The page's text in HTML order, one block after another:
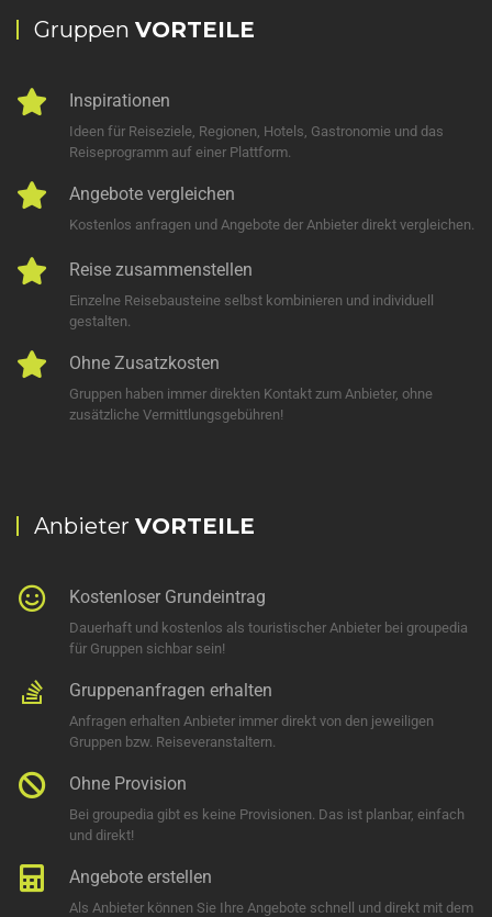
Gruppen VORTEILE
Inspirationen
Ideen für Reiseziele, Regionen, Hotels, Gastronomie und das
Reiseprogramm auf einer Plattform.
Angebote vergleichen
Kostenlos anfragen und Angebote der Anbieter direkt vergleichen.
Reise zusammenstellen
Einzelne Reisebausteine selbst kombinieren und individuell
gestalten.
Ohne Zusatzkosten
Gruppen haben immer direkten Kontakt zum Anbieter, ohne
zusätzliche Vermittlungsgebühren!
Anbieter VORTEILE
Kostenloser Grundeintrag
Dauerhaft und kostenlos als touristischer Anbieter bei groupedia
für Gruppen sichbar sein!
Gruppenanfragen erhalten
Anfragen erhalten Anbieter immer direkt von den jeweiligen
Gruppen bzw. Reiseveranstaltern.
Ohne Provision
Bei groupedia gibt es keine Provisionen. Das ist planbar, einfach
und direkt!
Angebote erstellen
Als Anbieter können Sie Ihre Angebote schnell und direkt mit dem